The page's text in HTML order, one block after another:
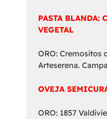
PASTA BLANDA:
VEGETAL
ORO: Cremositos
Arteserena.
OVEJA
ORO: 1857